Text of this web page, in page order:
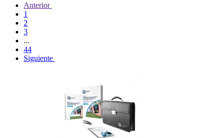
Anterior
1
2
3
...
44
Siguiente